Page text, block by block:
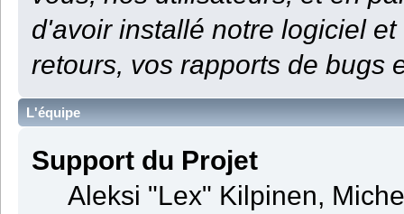
d'avoir installé notre logiciel
retours, vos rapports de bugs
L'équipe
Support du Projet
Aleksi "Lex" Kilpinen,